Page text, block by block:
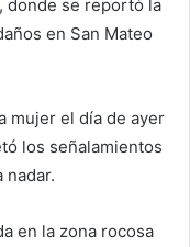
donde se reportó la
en San Mateo
mujer el día de ayer
los señalamientos
nadar.
en la zona rocosa